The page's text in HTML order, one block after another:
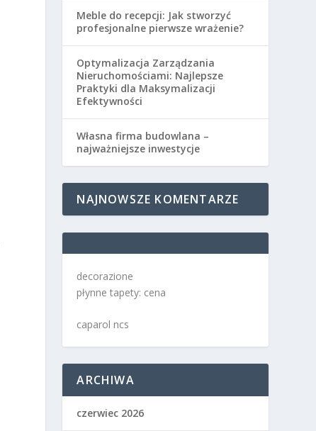
Meble do recepcji: Jak stworzyć
profesjonalne pierwsze wrażenie?
Optymalizacja Zarządzania
Nieruchomościami: Najlepsze
Praktyki dla Maksymalizacji
Efektywności
Własna firma budowlana –
najważniejsze inwestycje
NAJNOWSZE KOMENTARZE
decorazione
płynne tapety: cena
caparol ncs
ARCHIWA
czerwiec 2026